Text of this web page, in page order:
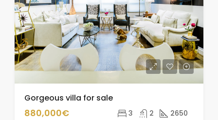
Gorgeous villa for sale
880,000€ 3 2 2650